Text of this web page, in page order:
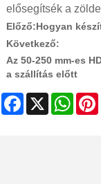
elősegítsék a
Előző:Hogyan
Következő:
Az 50-250 mm-es
a szállítás előtt
Facebook